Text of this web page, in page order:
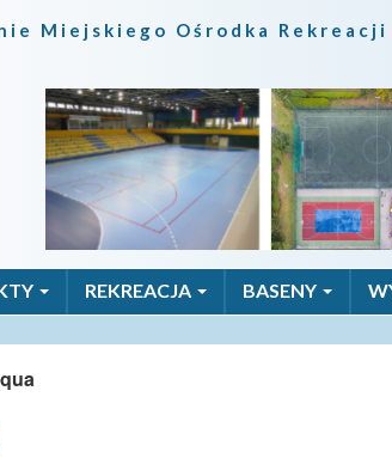
Miejskiego Ośrodka
REKREACJA BASENY